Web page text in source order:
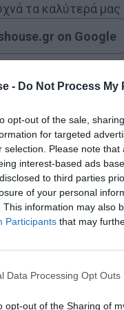
- Do Not Process
opt-out of the sale,
for targeted
selection. Please note
interest-based ads
to third parties
of your personal
This information may also
Participants that may
Data Processing Opt Outs
opt-out of the Sharing of
τα καλύτερά
on Google
της στο
συμβεί με το
Σέρβος θα βρει